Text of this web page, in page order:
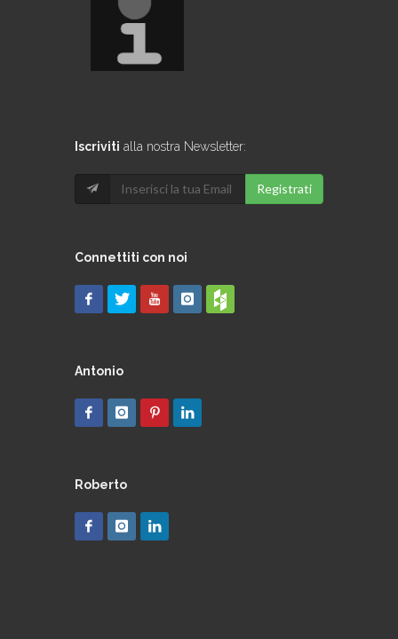
Iscriviti alla nostra Newsletter:
Registrati
Connettiti con noi
Antonio
Roberto